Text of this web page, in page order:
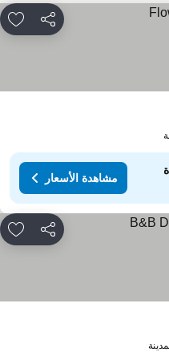
مشاركة
مشاهدة الأسعار
مشاركة